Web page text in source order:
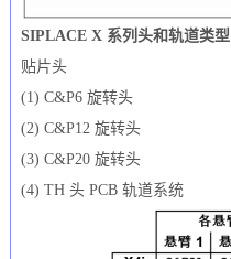
SIPLACE X 系列头和轨道类型
贴片头
(1) C&P6 旋转头
(2) C&P12 旋转头
(3) C&P20 旋转头
(4) TH 头 PCB 轨道系统